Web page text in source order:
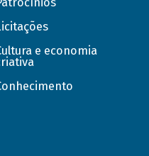
e economia